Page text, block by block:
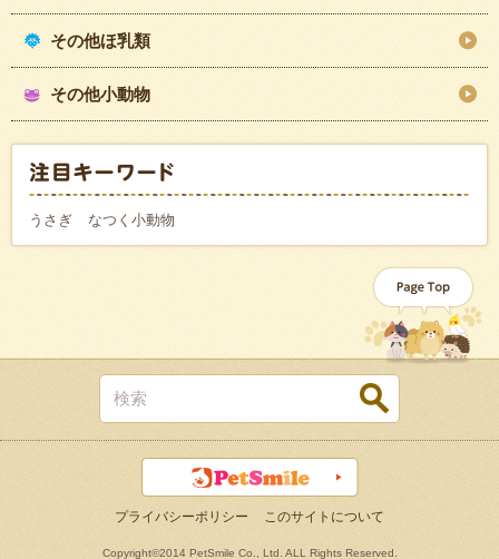
その他ほ乳類
その他小動物
うさぎ なつく小動物
プライバシーポリシー このサイトについて
Copyright©2014 PetSmile Co., Ltd. ALL Rights Reserved.